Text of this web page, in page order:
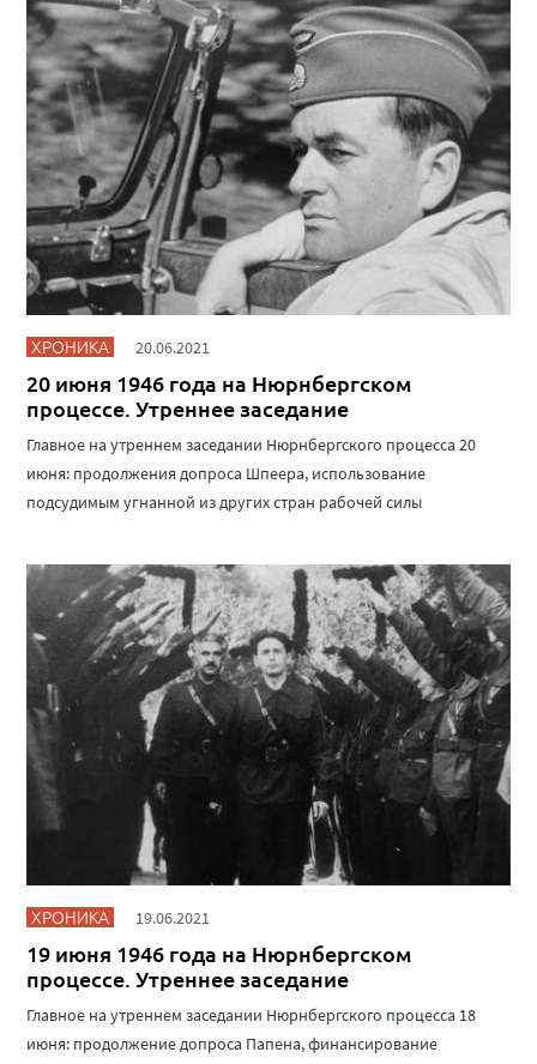
ХРОНИКА 20.06.2021
20 июня 1946 года на Нюрнбергском
процессе. Утреннее заседание
Главное на утреннем заседании Нюрнбергского процесса 20
июня: продолжения допроса Шпеера, использование
подсудимым угнанной из других стран рабочей силы
ХРОНИКА 19.06.2021
19 июня 1946 года на Нюрнбергском
процессе. Утреннее заседание
Главное на утреннем заседании Нюрнбергского процесса 18
июня: продолжение допроса Папена, финансирование